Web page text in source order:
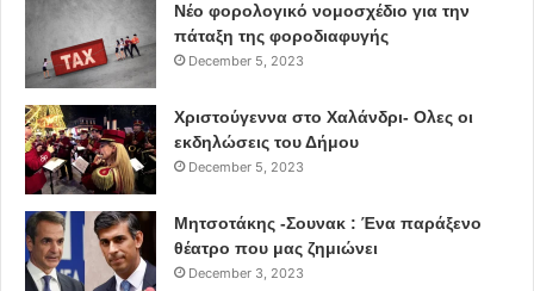
Νέο φορολογικό νομοσχέδιο για την
πάταξη της φοροδιαφυγής
December 5, 2023
Χριστούγεννα στο Χαλάνδρι- Ολες οι
εκδηλώσεις του Δήμου
December 5, 2023
Μητσοτάκης -Σουνακ : Ένα παράξενο
θέατρο που μας ζημιώνει
December 3, 2023